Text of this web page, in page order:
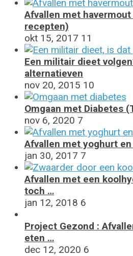
Afvallen met
recepten)
okt 15, 2017 11
Een militair dieet
alternatieven
nov 20, 2015 10
Omgaan met Diabetes
nov 6, 2020 7
Afvallen met yoghurt en
jan 30, 2017 7
Afvallen met een
toch …
jan 12, 2018 6
Project Gezond :
eten …
dec 12, 2020 6